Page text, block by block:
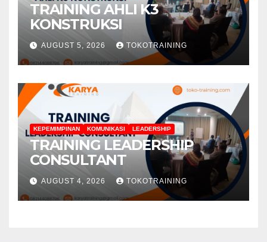
TRAINING AHLI K3
KONSTRUKSI
AUGUST 5, 2026 TOKOTRAINING
KEPEMIMPINAN KOMUNIKASI LEADERSHIP
TRAINING LEADERSHIP
CONSULTANT
AUGUST 4, 2026 TOKOTRAINING